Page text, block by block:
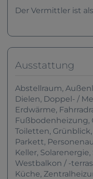
Der Vermittler ist
Ausstattung
Abstellraum
Dielen Doppel- /
Erdwärme
Fußbodenheizung
Toiletten Grünblick
Parkett
Keller Solarenergie
Westbalkon / -
Küche